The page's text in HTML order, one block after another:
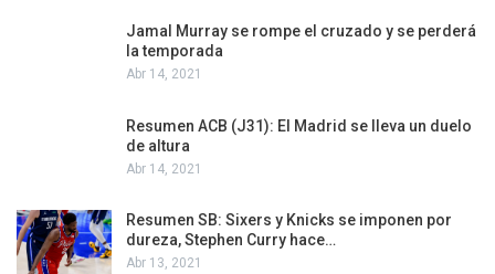
Jamal Murray se rompe el cruzado y se perderá
la temporada
Abr 14, 2021
Resumen ACB (J31): El Madrid se lleva un duelo
de altura
Abr 14, 2021
Resumen SB: Sixers y Knicks se imponen por
dureza, Stephen Curry hace…
Abr 13, 2021